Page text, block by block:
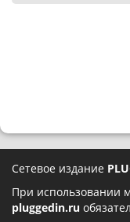
Сетевое издание
При использовании
pluggedin.ru